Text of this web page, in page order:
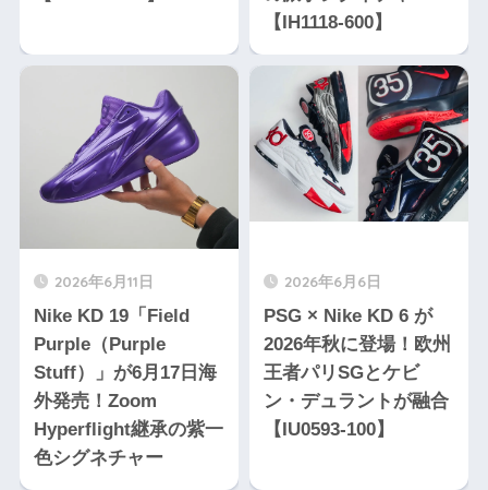
【IH1118-600】
2026年6月11日
Nike KD 19「Field
Purple（Purple
Stuff）」が6月17日海
外発売！Zoom
Hyperflight継承の紫一
色シグネチャー
2026年6月6日
PSG × Nike KD 6 が
2026年秋に登場！欧州
王者パリSGとケビ
ン・デュラントが融合
【IU0593-100】